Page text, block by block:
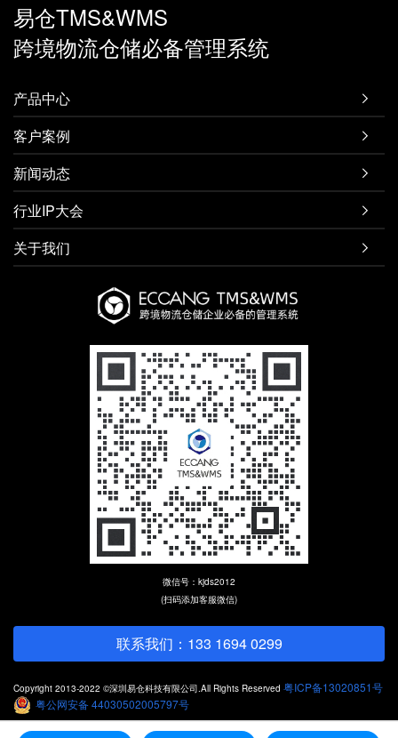
易仓TMS&WMS
跨境物流仓储必备管理系统
产品中心 
客户案例 
新闻动态 
行业IP大会 
关于我们 
微信号：kjds2012
(扫码添加客服微信)
联系我们：133 1694 0299
Copyright 2013-2022 ©深圳易仓科技有限公司.All Rights Reserved 粤ICP备13020851号
粤公网安备 44030502005797号